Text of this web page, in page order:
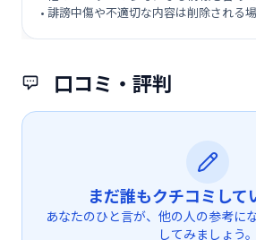
口コミ・評判
まだ誰もクチコミして
あなたのひと言が、他の人の参考に
してみましょう。
• 誹謗中傷や不適切な内容は削除される